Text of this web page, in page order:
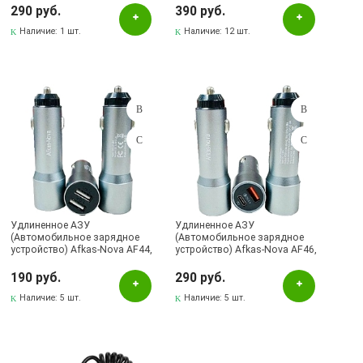
Лениногорск, ул.Вахитова, 5, (АВТОВОКЗАЛ)
Октябрьский, пр-кт Ленина, 59/1 (ВЕРБА)
СКЛАД Бугульма, ул.Гафиатуллина, 45
Скуд.Видео
290 руб.
Наличие: 1 шт.
390 руб.
Наличие: 12 шт.
Удлиненное АЗУ
(Автомобильное зарядное
устройство) Afkas-Nova AF44,
190 руб.
Наличие:5 шт.
Удлиненное АЗУ
(Автомобильное зарядное
устройство) Afkas-Nova AF46,
серебристый
290 руб.
Наличие:5 шт.